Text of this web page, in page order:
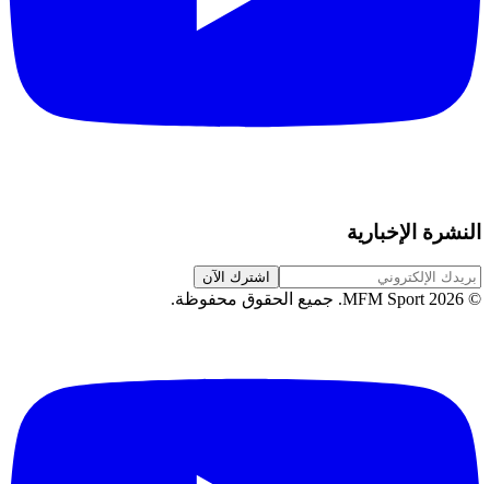
النشرة الإخبارية
اشترك الآن
©
2026 جميع الحقوق محفوظة.